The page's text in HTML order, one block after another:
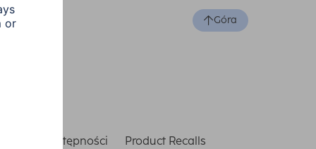
Góra
dostępności Product Recalls